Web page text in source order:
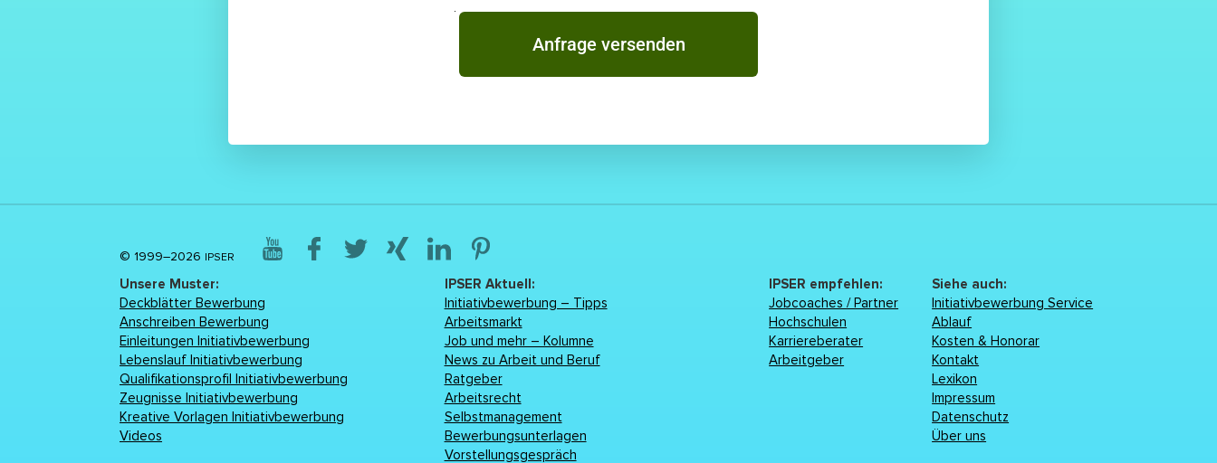
Anfrage versenden
© 1999–2026 IPSER
Unsere Muster:
Deckblätter Bewerbung
Anschreiben Bewerbung
Einleitungen Initiativbewerbung
Lebenslаuf Initiativbewerbung
Qualifikationsprofil Initiativbewerbung
Zeugnisse Initiativbewerbung
Kreative Vorlagen Initiativbewerbung
Videos
IPSER Aktuell:
Initiativbewerbung – Tipps
Arbeitsmarkt
Job und mehr – Kolumne
News zu Arbeit und Beruf
Ratgeber
Arbeitsrecht
Selbstmanagement
Bewerbungsunterlagen
Vorstellungsgespräch
IPSER empfehlen:
Jobcoaches / Partner
Hochschulen
Karriereberater
Arbeitgeber
Siehe auch:
Initiativbewerbung Service
Ablauf
Kosten & Honorar
Kontakt
Lexikon
Impressum
Datenschutz
Über uns